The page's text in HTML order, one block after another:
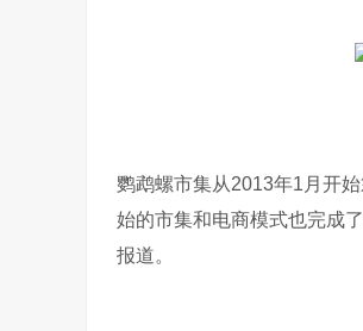
鹦鹉螺市集从2013年1月开
始的市集和电商模式也完成
报道。